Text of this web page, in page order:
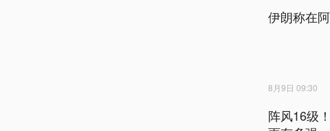
伊朗称在
8月9日 09:30
阵风16级